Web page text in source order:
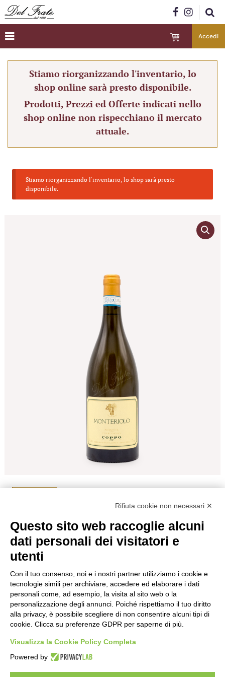
Accedi
Stiamo riorganizzando l'inventario, lo
shop online sarà presto disponibile.
Prodotti, Prezzi ed Offerte indicati nello
shop online non rispecchiano il mercato
attuale.
Stiamo riorganizzando l'inventario, lo shop sarà presto
disponibile.
COPPO MONTERIOLO 2018 CL.75
Formato
75
Colore
Bianco
Nazione
Regione
Piemonte
Anno
2018
€37,00
Rifiuta cookie non necessari ✕
Questo sito web raccoglie alcuni
dati personali dei visitatori e
utenti
Con il tuo consenso, noi e i nostri partner utilizziamo i cookie e
tecnologie simili per archiviare, accedere ed elaborare i dati
personali come, ad esempio, la visita al sito web o la
personalizzazione degli annunci. Poiché rispettiamo il tuo diritto
alla privacy, è possibile scegliere di non consentire alcuni tipi di
cookie. Clicca su preferenze GDPR per saperne di più.
Visualizza la Cookie Policy Completa
Powered by